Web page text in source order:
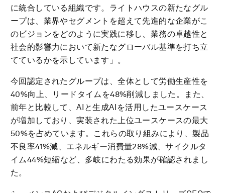
に統合している組織です。ライトハウスの新たなグル
ープは、業界やセグメントを超えて先進的な企業がこ
のビジョンをどのように実践に移し、業務の卓越性と
社会的影響力において新たなグローバル基準を打ち立
てているかを示しています」。
今回認定されたグループは、全体として労働生産性を
40%向上、リードタイムを48%削減しました。また、
前年と比較して、AIと生成AIを活用したユースケース
が増加しており、実装された上位ユースケースの最大
50%を占めています。これらの取り組みにより、製品
不良率41%減、エネルギー消費量28%減、サイクルタ
イム44%短縮など、多岐にわたる効果が確認されまし
た。